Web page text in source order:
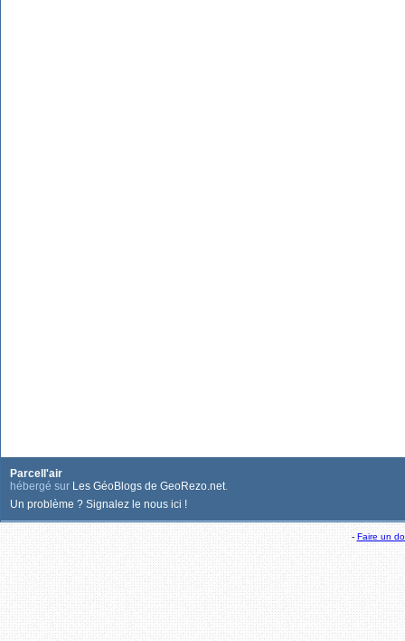
Parcell'air
hébergé sur Les GéoBlogs de GeoRezo.net.
Un problème ? Signalez le nous ici !
-Faire un